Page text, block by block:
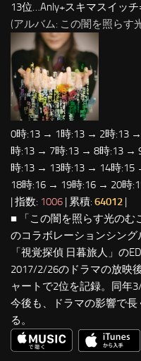
13位…Anly+スキマスイッチ
(アルバム: この闇を照らす
0時:13 → 1時:13 → 2時:13
時:13 → 7時:13 → 8時:13 →
時:13 → 13時:13 → 14時
18時:16 → 19時:16 → 20時
| 指数: 1006 | 累積: 64012
■ 「この闇を照らす光のむ
のコラボレーションシン
「視覚探偵 日暮旅人」の
2017/2/26のドラマの放映
ャートで2位を記録。同年
今後も、ドラマの影響で
る。